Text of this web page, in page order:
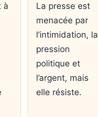
à
La presse est
menacée par
l’intimidation, la
pression
politique et
l’argent, mais
elle résiste.